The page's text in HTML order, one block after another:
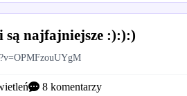
najfajniejsze :):):)
8 komentarzy